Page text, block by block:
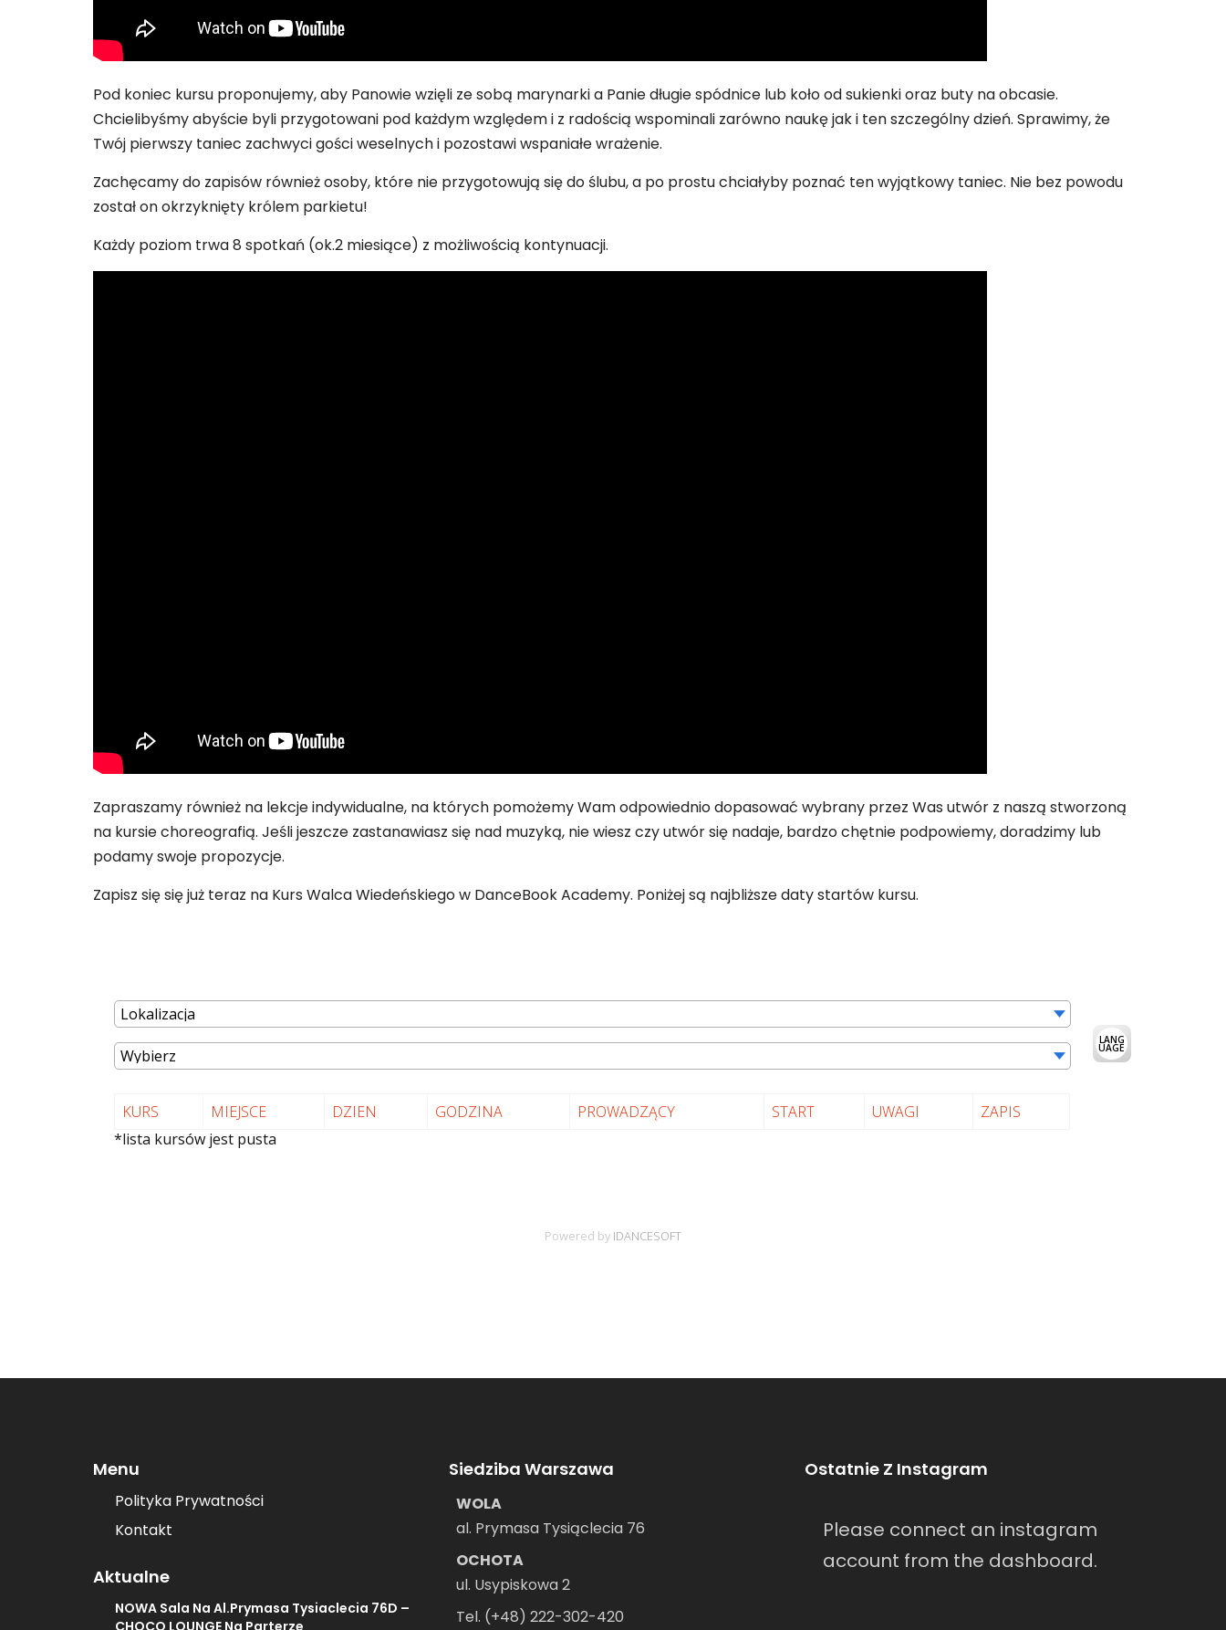
Pod koniec kursu proponujemy, aby Panowie wzięli ze sobą marynarki a Panie długie spódnice lub koło od sukienki oraz buty na obcasie.
Chcielibyśmy abyście byli przygotowani pod każdym względem i z radością wspominali zarówno naukę jak i ten szczególny dzień. Sprawimy, że
Twój pierwszy taniec zachwyci gości weselnych i pozostawi wspaniałe wrażenie.
Zachęcamy do zapisów również osoby, które nie przygotowują się do ślubu, a po prostu chciałyby poznać ten wyjątkowy taniec. Nie bez powodu
został on okrzyknięty królem parkietu!
Każdy poziom trwa 8 spotkań (ok.2 miesiące) z możliwością kontynuacji.
Zapraszamy również na lekcje indywidualne, na których pomożemy Wam odpowiednio dopasować wybrany przez Was utwór z naszą stworzoną
na kursie choreografią. Jeśli jeszcze zastanawiasz się nad muzyką, nie wiesz czy utwór się nadaje, bardzo chętnie podpowiemy, doradzimy lub
podamy swoje propozycje.
Zapisz się się już teraz na Kurs Walca Wiedeńskiego w DanceBook Academy. Poniżej są najbliższe daty startów kursu.
Menu
Polityka Prywatności
Kontakt
Aktualne
NOWA Sala Na Al.Prymasa Tysiaclecia 76D –
CHOCO LOUNGE Na Parterze
Siedziba Warszawa
WOLA
al. Prymasa Tysiąclecia 76
OCHOTA
ul. Usypiskowa 2
Tel. (+48) 222-302-420
Ostatnie Z Instagram
Please connect an instagram
account from the dashboard.